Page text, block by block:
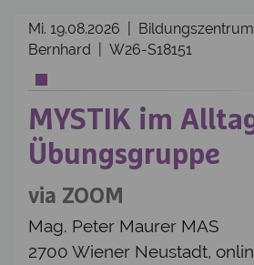
Mi. 19.08.2026 | Bildungszentrum
Bernhard | W26-S18151
MYSTIK im
Übungsgruppe
via ZOOM
Mag. Peter Maurer MAS
2700 Wiener Neustadt,